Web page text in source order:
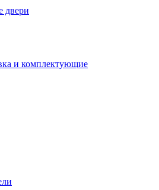
двери
и комплектующие